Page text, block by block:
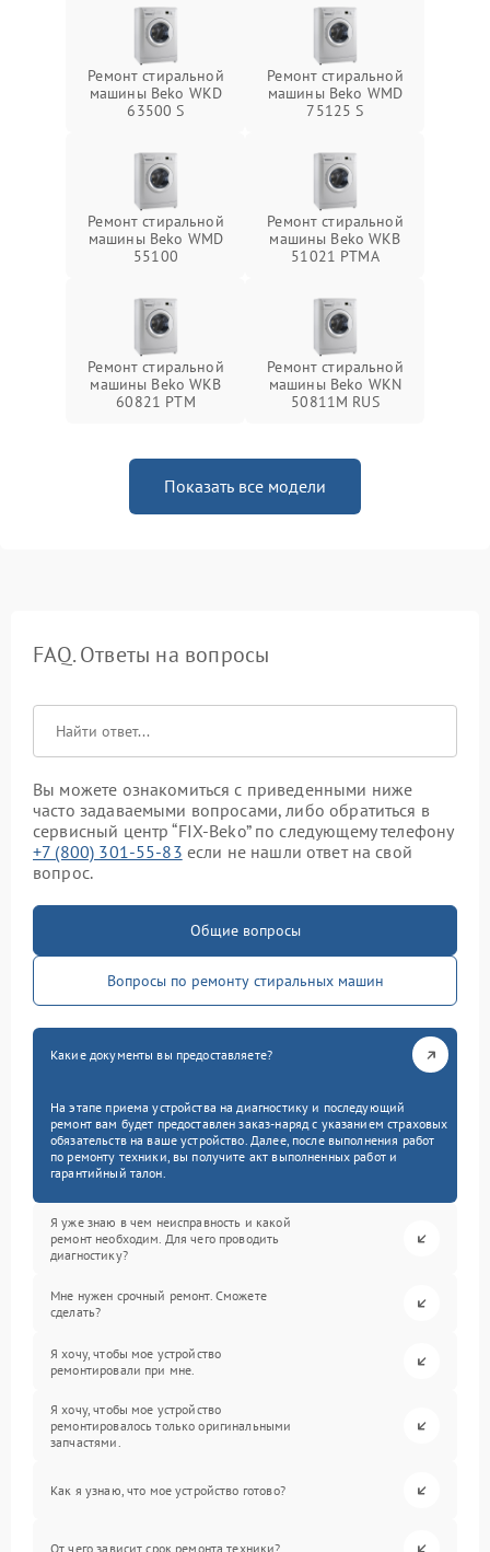
Ремонт стиральной
машины Beko WKD
63500 S
Ремонт стиральной
машины Beko WMD
75125 S
Ремонт стиральной
машины Beko WMD
55100
Ремонт стиральной
машины Beko WKB
51021 PTМА
Ремонт стиральной
машины Beko WKB
60821 PTМ
Ремонт стиральной
машины Beko WKN
50811M RUS
Показать все модели
FAQ. Ответы на вопросы
Вы можете ознакомиться с приведенными ниже
часто задаваемыми вопросами, либо обратиться в
сервисный центр “FIX-Beko” по следующему телефону
+7 (800) 301-55-83 если не нашли ответ на свой
вопрос.
Общие вопросы
Вопросы по ремонту стиральных машин
Какие документы вы предоставляете?
На этапе приема устройства на диагностику и последующий
ремонт вам будет предоставлен заказ-наряд с указанием страховых
обязательств на ваше устройство. Далее, после выполнения работ
по ремонту техники, вы получите акт выполненных работ и
гарантийный талон.
Я уже знаю в чем неисправность и какой
ремонт необходим. Для чего проводить
диагностику?
Мне нужен срочный ремонт. Сможете
сделать?
Я хочу, чтобы мое устройство
ремонтировали при мне.
Я хочу, чтобы мое устройство
ремонтировалось только оригинальными
запчастями.
Как я узнаю, что мое устройство готово?
От чего зависит срок ремонта техники?